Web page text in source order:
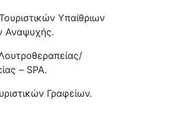
Υπαίθριων
Αναψυχής.
– SPA.
Γραφείων.